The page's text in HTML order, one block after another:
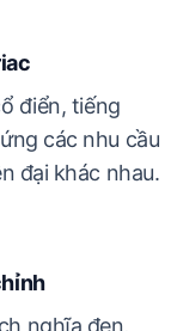
điển, tiếng
các nhu cầu
đại khác nhau.
nghĩa đen,